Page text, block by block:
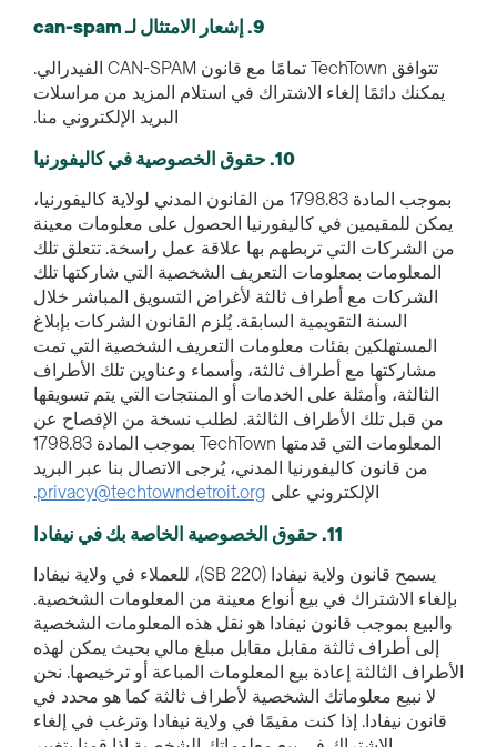
تتوافق TechTown تمامًا مع قانون CAN-SPAM الفيدرالي.
يمكنك دائمًا إلغاء الاشتراك في استلام المزيد من مراسلات
البريد الإلكتروني منا.
10. حقوق الخصوصية في كاليفورنيا
بموجب المادة 1798.83 من القانون المدني لولاية كاليفورنيا،
يمكن للمقيمين في كاليفورنيا الحصول على معلومات معينة
من الشركات التي تربطهم بها علاقة عمل راسخة. تتعلق تلك
المعلومات بمعلومات التعريف الشخصية التي شاركتها تلك
الشركات مع أطراف ثالثة لأغراض التسويق المباشر خلال
السنة التقويمية السابقة. يُلزم القانون الشركات بإبلاغ
المستهلكين بفئات معلومات التعريف الشخصية التي تمت
مشاركتها مع أطراف ثالثة، وأسماء وعناوين تلك الأطراف
الثالثة، وأمثلة على الخدمات أو المنتجات التي يتم تسويقها
من قبل تلك الأطراف الثالثة. لطلب نسخة من الإفصاح عن
المعلومات التي قدمتها TechTown بموجب المادة 1798.83
من قانون كاليفورنيا المدني، يُرجى الاتصال بنا عبر البريد
الإلكتروني علىprivacy@techtowndetroit.org
.
يسمح قانون ولاية نيفادا (SB 220)، للعملاء في ولاية نيفادا
بإلغاء الاشتراك في بيع أنواع معينة من المعلومات الشخصية.
والبيع بموجب قانون نيفادا هو نقل هذه المعلومات الشخصية
إلى أطراف ثالثة مقابل مقابل مبلغ مالي بحيث يمكن لهذه
الأطراف الثالثة إعادة بيع المعلومات المباعة أو ترخيصها. نحن
لا نبيع معلوماتك الشخصية لأطراف ثالثة كما هو محدد في
قانون نيفادا. إذا كنت مقيمًا في ولاية نيفادا وترغب في إلغاء